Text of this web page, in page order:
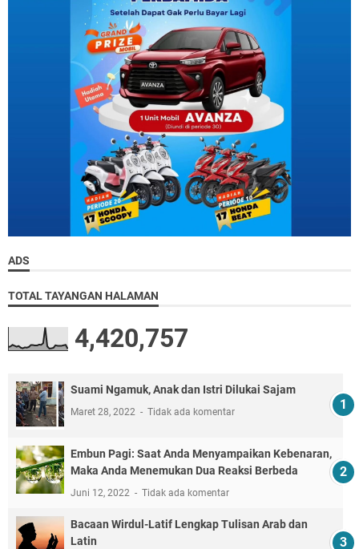
ADS
TOTAL TAYANGAN HALAMAN
4,420,757
Suami Ngamuk, Anak dan Istri Dilukai Sajam
Maret 28, 2022 Tidak ada komentar
Embun Pagi: Saat Anda Menyampaikan Kebenaran,
Maka Anda Menemukan Dua Reaksi Berbeda
Juni 12, 2022 Tidak ada komentar
Bacaan Wirdul-Latif Lengkap Tulisan Arab dan
Latin